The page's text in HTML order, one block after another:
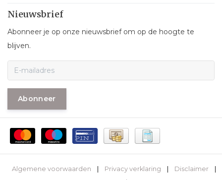
Nieuwsbrief
Abonneer je op onze nieuwsbrief om op de hoogte te
blijven.
Abonneer
Algemene voorwaarden Privacy verklaring Disclaimer